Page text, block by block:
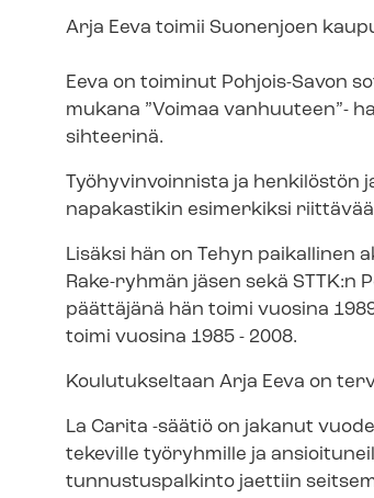
Arja Eeva toimii Suonenjoen
Eeva on toiminut Pohjois-Savon
mukana ”Voimaa vanhuuteen”-
sihteerinä.
Työhyvinvoinnista ja henkilöstön
napakastikin esimerkiksi
Lisäksi hän on Tehyn paikallinen
Rake-ryhmän jäsen sekä STTK:n
päättäjänä hän toimi vuosina
toimi vuosina 1985 - 2008.
Koulutukseltaan Arja Eeva on
La Carita -säätiö on jakanut
tekeville työryhmille ja
tunnustuspalkinto jaettiin